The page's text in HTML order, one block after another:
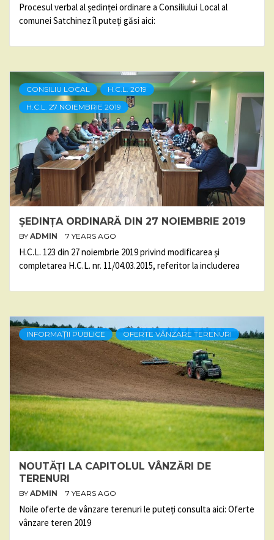
Procesul verbal al ședinței ordinare a Consiliului Local al
comunei Satchinez îl puteți găsi aici:
CONSILIU LOCAL
H.C.L. 2019
H.C.L. 27 NOIEMBRIE 2019
ȘEDINȚA ORDINARĂ DIN 27 NOIEMBRIE 2019
BY ADMIN 7 YEARS AGO
H.C.L. 123 din 27 noiembrie 2019 privind modificarea și
completarea H.C.L. nr. 11/04.03.2015, referitor la includerea
INFORMAȚII PUBLICE OFERTE VÂNZARE TERENURI
NOUTĂȚI LA CAPITOLUL VÂNZĂRI DE
TERENURI
BY ADMIN 7 YEARS AGO
Noile oferte de vânzare terenuri le puteți consulta aici: Oferte
vânzare teren 2019